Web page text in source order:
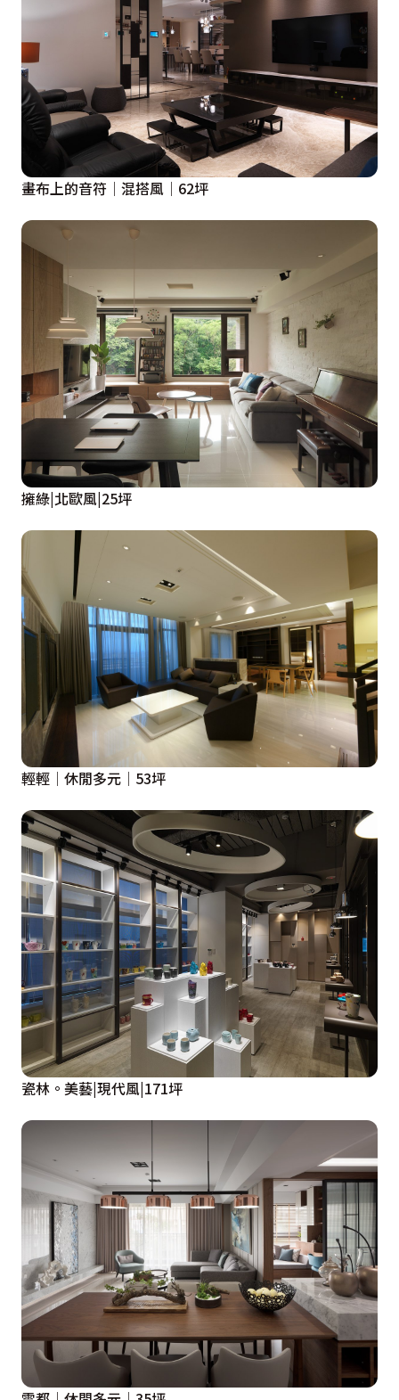
畫布上的音符│混搭風│62坪
擁綠|北歐風|25坪
輕輕│休閒多元│53坪
瓷林。美藝|現代風|171坪